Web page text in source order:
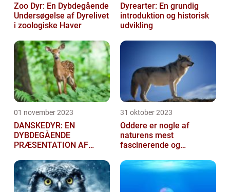
Zoo Dyr: En Dybdegående
Undersøgelse af Dyrelivet
i zoologiske Haver
Dyrearter: En grundig
introduktion og historisk
udvikling
01 november 2023
DANSKEDYR: EN
DYBDEGÅENDE
PRÆSENTATION AF
31 oktober 2023
Oddere er nogle af
naturens mest
fascinerende og